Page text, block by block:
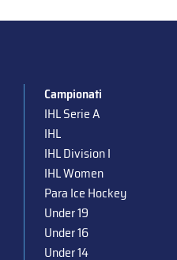
Campionati
IHL Serie A
IHL
IHL Division I
IHL Women
Para Ice Hockey
Under 19
Under 16
Under 14